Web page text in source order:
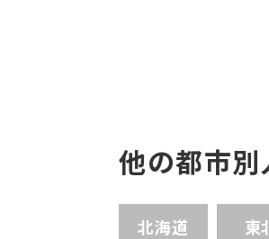
他の都市別
北海道 東